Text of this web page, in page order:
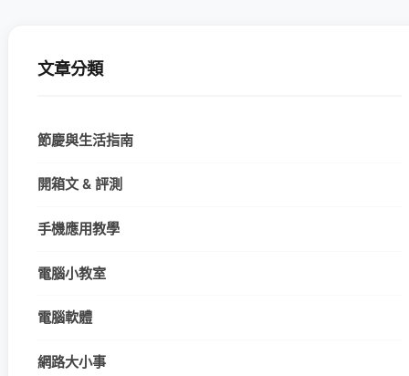
文章分類
節慶與生活指南
開箱文 & 評測
手機應用教學
電腦小教室
電腦軟體
網路大小事